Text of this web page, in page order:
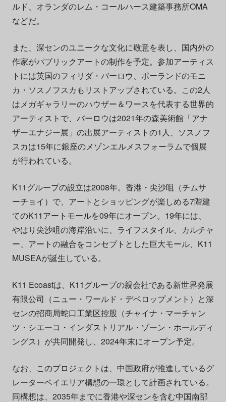
ルド、オランダのレム・コールハース建築事務所OMA
などだ。
また、深センのユニークな文化に敬意を表し、国内外の
作家がパブリックアートの制作を予定。参加アーティス
トには英国のフィリダ・バーロウ、ポーランドのモニ
カ・ソスノフスカもリストアップされている。この2人
はメガギャラリーのハウザー＆ワースを代表する世界的
アーティストで、バーロウは2021年の森美術館「アナ
ザーエナジー展」の出展アーティストの1人、ソスノフ
スカは15年に銀座のメゾンエルメスフォーラムで個展
が行われている。
K11グループの設立は2008年。香港・尖沙咀（チムサ
ーチョイ）で、アートとショッピングが楽しめる7階建
てのK11アートモールを09年にオープン。19年には、
やはり尖沙咀の海岸沿いに、ライフスタイル、カルチャ
ー、アートの融合をコンセプトとした巨大モール、K11
MUSEAが誕生している。
K11 Ecoastは、K11グループの親会社である新世界発展
有限公司（ニュー・ワールド・デベロップメント）と深
センの招商局蛇口工業区控股（チャイナ・マーチャン
ツ・シエーコ・インダストリアル・ゾーン・ホールディ
ングス）が共同開発し、2024年末にオープン予定。
なお、このプロジェクトは、中国政府が推進しているグ
レーターベイエリア構想の一環として計画されている。
同構想は、2035年までに香港や深センを含む中国南部